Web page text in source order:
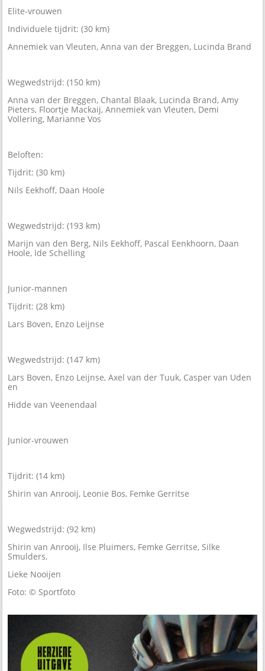
Elite-vrouwen
Individuele tijdrit: (30 km)
Annemiek van Vleuten, Anna van der Breggen, Lucinda Brand
Wegwedstrijd: (150 km)
Anna van der Breggen, Chantal Blaak, Lucinda Brand, Amy
Pieters, Floortje Mackaij, Annemiek van Vleuten, Demi
Vollering, Marianne Vos
Beloften:
Tijdrit: (30 km)
Nils Eekhoff, Daan Hoole
Wegwedstrijd: (193 km)
Marijn van den Berg, Nils Eekhoff, Pascal Eenkhoorn, Daan
Hoole, Ide Schelling
Junior-mannen
Tijdrit: (28 km)
Lars Boven, Enzo Leijnse
Wegwedstrijd: (147 km)
Lars Boven, Enzo Leijnse, Axel van der Tuuk, Casper van Uden
en
Hidde van Veenendaal
Junior-vrouwen
Tijdrit: (14 km)
Shirin van Anrooij, Leonie Bos, Femke Gerritse
Wegwedstrijd: (92 km)
Shirin van Anrooij, Ilse Pluimers, Femke Gerritse, Silke
Smulders,
Lieke Nooijen
Foto: © Sportfoto